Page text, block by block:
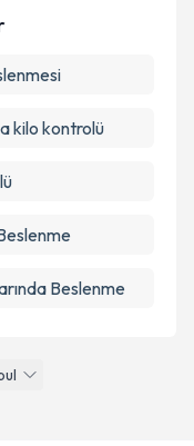
kilo kontrolü
Beslenme